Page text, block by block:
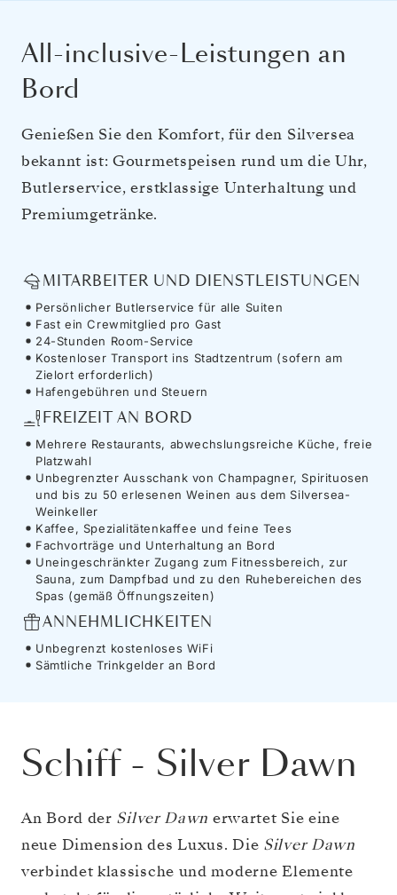
All-inclusive-Leistungen an
Bord
Genießen Sie den Komfort, für den Silversea
bekannt ist: Gourmetspeisen rund um die Uhr,
Butlerservice, erstklassige Unterhaltung und
Premiumgetränke.
MITARBEITER UND DIENSTLEISTUNGEN
Persönlicher Butlerservice für alle Suiten
Fast ein Crewmitglied pro Gast
24-Stunden Room-Service
Kostenloser Transport ins Stadtzentrum (sofern am
Zielort erforderlich)
Hafengebühren und Steuern
FREIZEIT AN BORD
Mehrere Restaurants, abwechslungsreiche Küche, freie
Platzwahl
Unbegrenzter Ausschank von Champagner, Spirituosen
und bis zu 50 erlesenen Weinen aus dem Silversea-
Weinkeller
Kaffee, Spezialitätenkaffee und feine Tees
Fachvorträge und Unterhaltung an Bord
Uneingeschränkter Zugang zum Fitnessbereich, zur
Sauna, zum Dampfbad und zu den Ruhebereichen des
Spas (gemäß Öffnungszeiten)
ANNEHMLICHKEITEN
Unbegrenzt kostenloses WiFi
Sämtliche Trinkgelder an Bord
Schiff- Silver Dawn
An Bord der Silver Dawn erwartet Sie eine
neue Dimension des Luxus. Die Silver Dawn
verbindet klassische und moderne Elemente